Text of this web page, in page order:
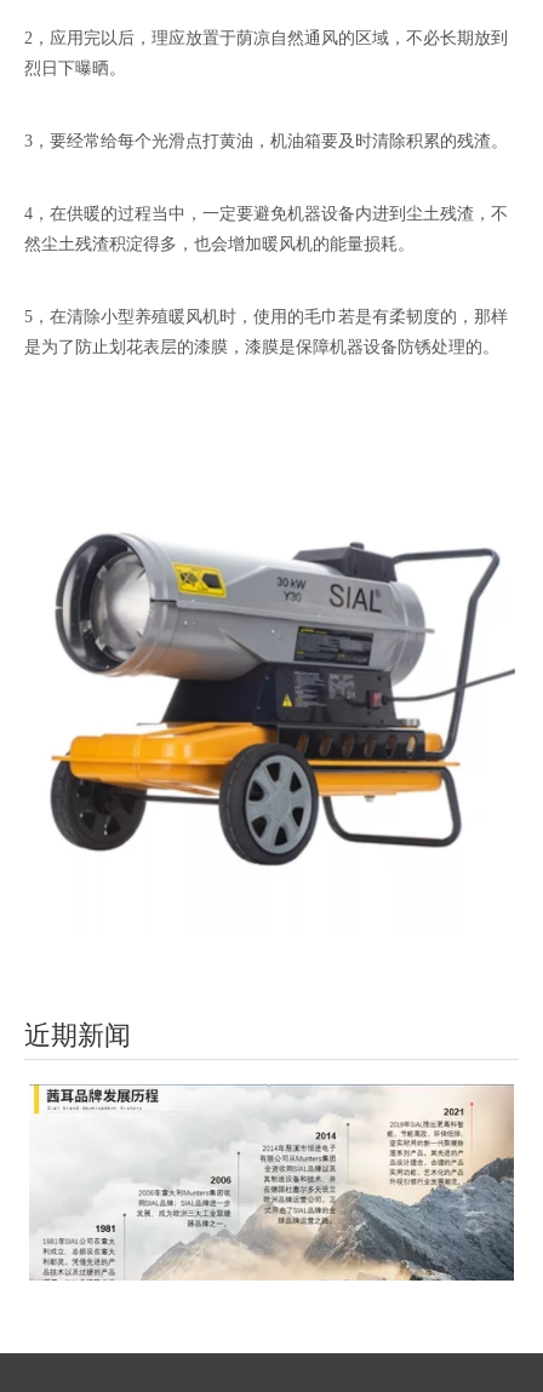
2，应用完以后，理应放置于荫凉自然通风的区域，不必长期放到
烈日下曝晒。
3，要经常给每个光滑点打黄油，机油箱要及时清除积累的残渣。
4，在供暖的过程当中，一定要避免机器设备内进到尘土残渣，不
然尘土残渣积淀得多，也会增加暖风机的能量损耗。
5，在清除小型养殖暖风机时，使用的毛巾若是有柔韧度的，那样
是为了防止划花表层的漆膜，漆膜是保障机器设备防锈处理的。
近期新闻